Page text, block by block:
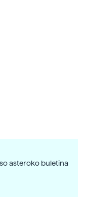
asteroko buletina